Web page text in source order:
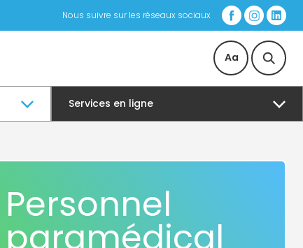
Nous suivre sur les réseaux sociaux
Aa
Services en ligne
Personnel
paramédical